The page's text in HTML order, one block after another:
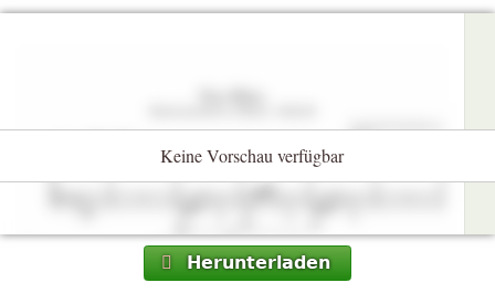
Keine Vorschau verfügbar
Herunterladen